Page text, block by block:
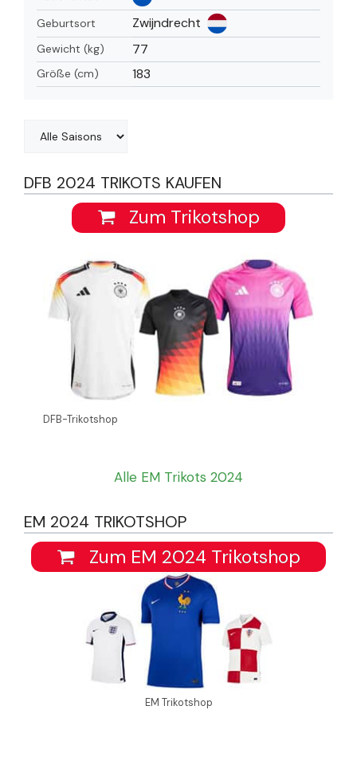
Geburtsort
Zwijndrecht
Gewicht (kg) 77
Größe (cm) 183
DFB 2024 TRIKOTS KAUFEN
Zum Trikotshop
DFB-Trikotshop
Alle EM Trikots 2024
EM 2024 TRIKOTSHOP
Zum EM 2024 Trikotshop
EM Trikotshop